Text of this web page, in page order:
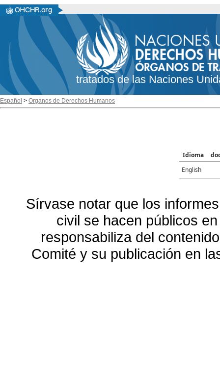
tratados de las Naciones
Español > Organos de Derechos Humanos
Idioma
English
Sírvase notar que los
civil se hacen públicos
responsabiliza del
Comité y su publicación en